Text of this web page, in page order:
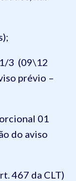
3 (09\12
prévio –
01
do aviso
467 da CLT)